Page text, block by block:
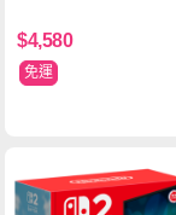
$4,580
免運